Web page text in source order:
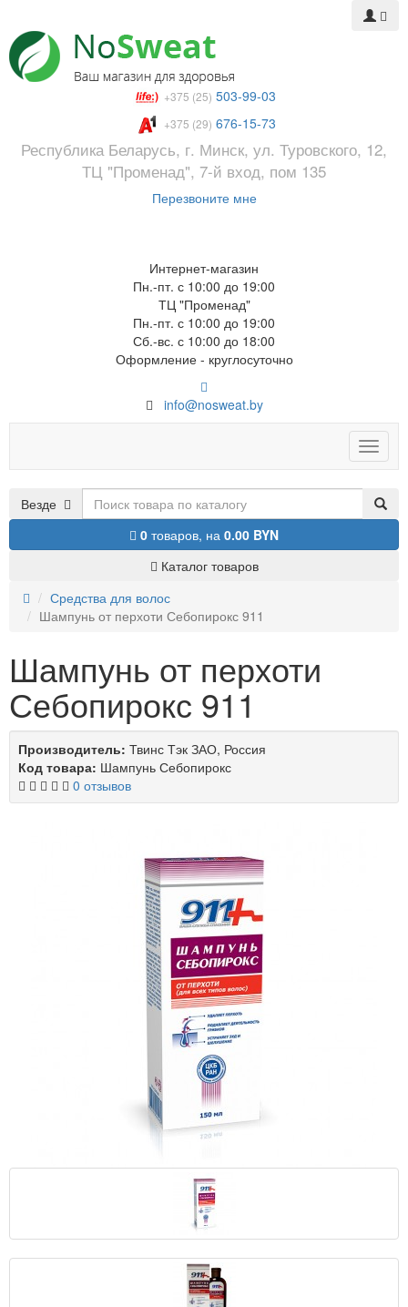
+375 (25) 503-99-03
+375 (29) 676-15-73
Республика Беларусь, г. Минск, ул. Туровского, 12,
ТЦ "Променад", 7-й вход, пом 135
Перезвоните мне
Интернет-магазин
Пн.-пт. с 10:00 до 19:00
ТЦ "Променад"
Пн.-пт. с 10:00 до 19:00
Сб.-вс. с 10:00 до 18:00
Оформление - круглосуточно
info@nosweat.by
Toggle
Везде
0 товаров, на 0.00 BYN
Каталог товаров
Средства для волос
Шампунь от перхоти Себопирокс 911
Шампунь от перхоти
Себопирокс 911
Производитель: Твинс Тэк ЗАО, Россия
Код товара: Шампунь Себопирокс
0 отзывов